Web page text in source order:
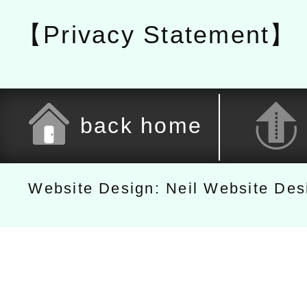
【Privacy Statement】
back home
Website Design: Neil Website